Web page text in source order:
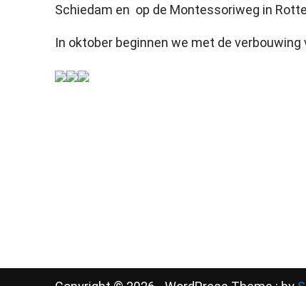
Schiedam en op de Montessoriweg in
In oktober beginnen we met de verbouwing